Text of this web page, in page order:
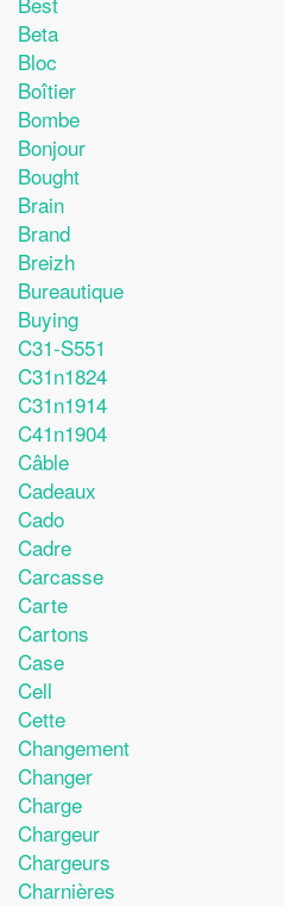
Beta
Bloc
Boîtier
Bombe
Bonjour
Bought
Brain
Brand
Breizh
Bureautique
Buying
C31-S551
C31n1824
C31n1914
C41n1904
Câble
Cadeaux
Cado
Cadre
Carcasse
Carte
Cartons
Case
Cell
Cette
Changement
Changer
Charge
Chargeur
Chargeurs
Charnières